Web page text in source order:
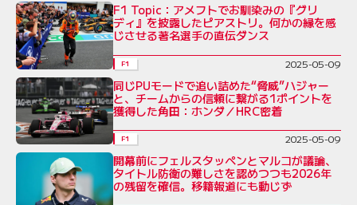
F1 Topic：アメフトでお馴染みの『グリ
ディ』を披露したピアストリ。何かの縁を感
じさせる著名選手の直伝ダンス
F1 2025-05-09
同じPUモードで追い詰めた“脅威”ハジャー
と、チームからの信頼に繋がる1ポイントを
獲得した角田：ホンダ／HRC密着
F1 2025-05-09
開幕前にフェルスタッペンとマルコが議論、
タイトル防衛の難しさを認めつつも2026年
の残留を確信。移籍報道にも動じず